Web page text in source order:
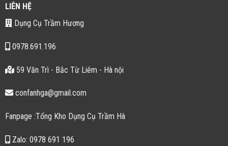
LIÊN HỆ
Dụng Cụ Trầm Hương
0978.691.196
59 Văn Trì - Bắc Từ Liêm - Hà nội
confanhga@gmail.com
Fanpage :Tổng Kho Dụng Cụ Trầm Hà
Zalo: 0978 691 196